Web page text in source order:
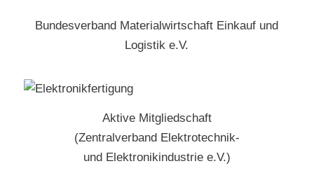
Bundesverband Materialwirtschaft Einkauf und
Logistik e.V.
Aktive Mitgliedschaft
(Zentralverband Elektrotechnik-
und Elektronikindustrie e.V.)